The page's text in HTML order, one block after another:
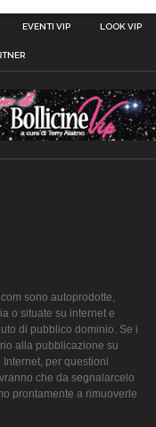
EVENTI VIP LOOK VIP
sono autoprodotte,
o situate su internet e
di pubblico dominio. Se i
alla pubblicazione su
per questioni
che da segnalarcelo
prontamente a rimuoverle